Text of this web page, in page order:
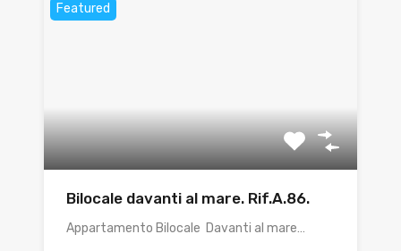
Featured
Bilocale davanti al mare. Rif.A.86.
Appartamento Bilocale Davanti al mare…